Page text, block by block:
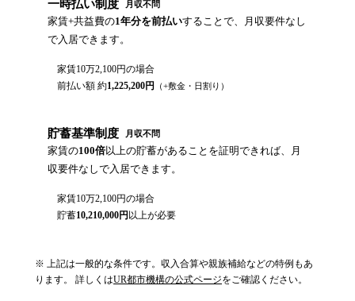
一時払い制度 月収不問
家賃+共益費の1年分を前払いすることで、月収要件なし
で入居できます。
家賃10万2,100円の場合
前払い額 約1,225,200円 （+敷金・日割り）
貯蓄基準制度 月収不問
家賃の100倍以上の貯蓄があることを証明できれば、月
収要件なしで入居できます。
家賃10万2,100円の場合
貯蓄10,210,000円 以上が必要
※ 上記は一般的な条件です。収入合算や親族補給などの特例もあ
ります。 詳しくはUR都市機構の公式ページをご確認ください。